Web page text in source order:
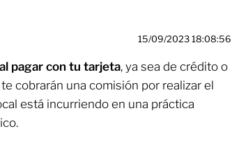
15/09/2023 18:08:56
pagar con tu tarjeta, ya sea de crédito o
cobrarán una comisión por realizar el
está incurriendo en una práctica